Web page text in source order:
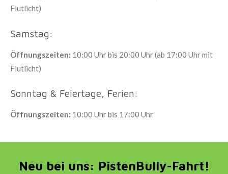
Flutlicht)
Samstag:
Öffnungszeiten: 10:00 Uhr bis 20:00 Uhr (ab 17:00 Uhr mit
Flutlicht)
Sonntag & Feiertage, Ferien:
Öffnungszeiten: 10:00 Uhr bis 17:00 Uhr
Neu bei uns: PistenBully-Fahrt!